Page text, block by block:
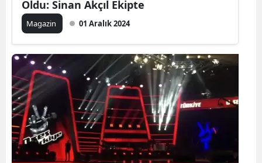
Oldu: Sinan Akçıl Ekipte
Magazin 01 Aralık 2024